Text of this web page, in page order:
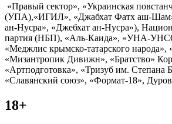
«Правый сектор», «Украинская
(УПА),«ИГИЛ», «Джабхат Фатх аш-
ан-Нусра», «Джебхат ан-Нусра»),
партия (НБП), «Аль-Каида», «УНА-
«Меджлис крымско-татарского
«Мизантропик Дивижн», «Братство»
«Артподготовка», «Тризуб им.
«Славянский союз», «Формат-18»,
18+